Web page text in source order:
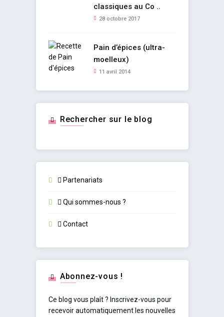
classiques au Co ..
28 octobre 2017
Pain d’épices (ultra-
moelleux)
11 avril 2014
Rechercher sur le blog
Partenariats
Qui sommes-nous ?
Contact
Abonnez-vous !
Ce blog vous plaît ? Inscrivez-vous pour
recevoir automatiquement les nouvelles